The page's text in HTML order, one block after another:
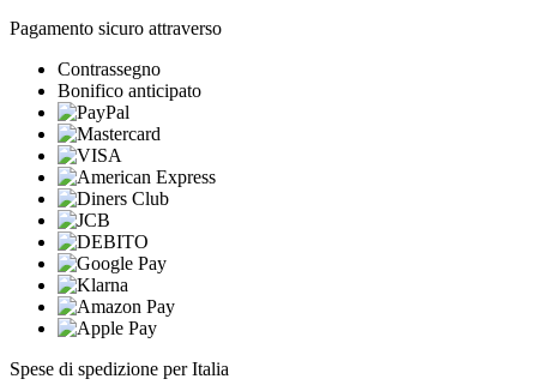
Pagamento sicuro attraverso
Contrassegno
Bonifico anticipato
Spese di spedizione per Italia